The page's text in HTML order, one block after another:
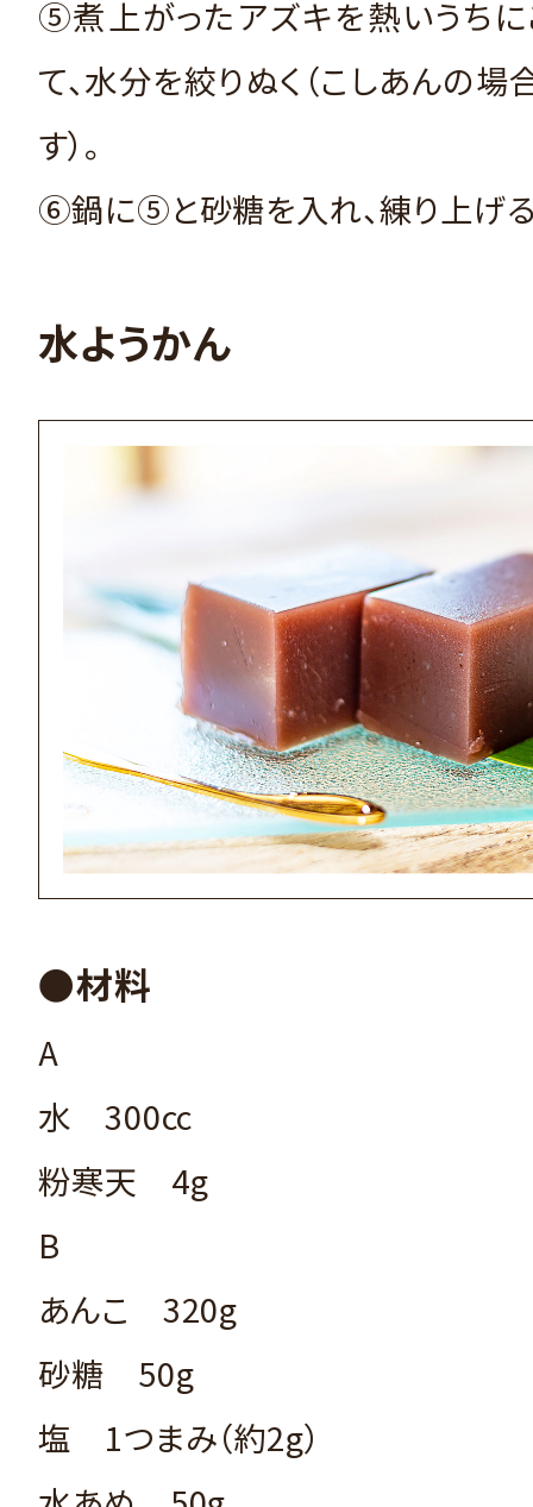
⑤煮上がったアズキを熱いうち
て、水分を絞りぬく（こしあんの場
す）。
⑥鍋に⑤と砂糖を入れ、練り上げる
水ようかん
●材料
A
水 300cc
粉寒天 4g
B
あんこ 320g
砂糖 50g
塩 1つまみ（約2g）